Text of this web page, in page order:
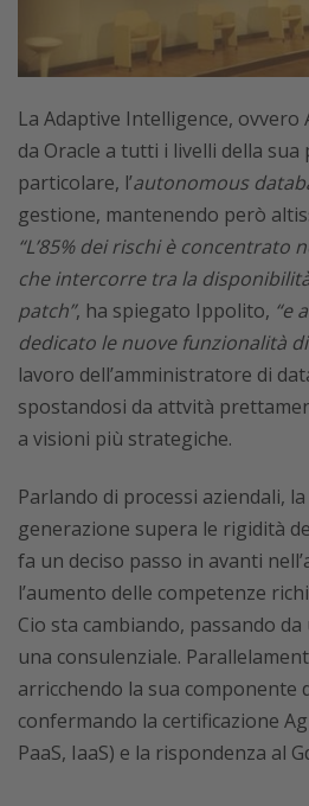
La Adaptive Intelligence, ovvero
da Oracle a tutti i livelli della
particolare, l’autonomous
gestione, mantenendo però
“L’85% dei rischi è concentrato
che intercorre tra la
patch”, ha spiegato Ippolito, “e
dedicato le nuove funzionalità
lavoro dell’amministratore di
spostandosi da attvità
a visioni più strategiche.
Parlando di processi aziendali,
generazione supera le rigidità
fa un deciso passo in avanti
l’aumento delle competenze
Cio sta cambiando, passando
una consulenziale.
arricchendo la sua componente
confermando la certificazione
PaaS, IaaS) e la rispondenza al